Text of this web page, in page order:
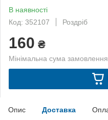
В наявності
Код: 352107
Роздріб
160 ₴
Мінімальна сума
Опис Доставка